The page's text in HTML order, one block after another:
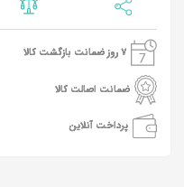
7 روز ضمانت بازگشت کالا
ضمانت اصالت کالا
پرداخت آنلاین